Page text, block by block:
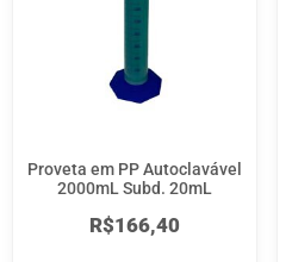
Proveta em PP Autoclavável
2000mL Subd. 20mL
R$166,40